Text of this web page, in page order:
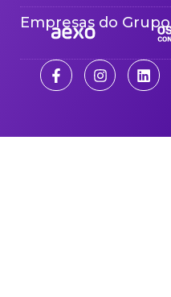
Empresas do Grupo